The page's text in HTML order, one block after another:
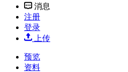
消息
注册
登录
上传
预览
资料